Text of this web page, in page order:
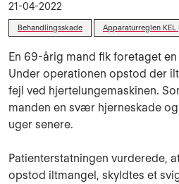
21-04-2022
Behandlingsskade Apparaturreglen KEL
En 69-årig mand fik foretaget
Under operationen opstod der
fejl ved hjertelungemaskinen.
manden en svær hjerneskade
uger senere.
Patienterstatningen vurderede,
opstod iltmangel, skyldtes et